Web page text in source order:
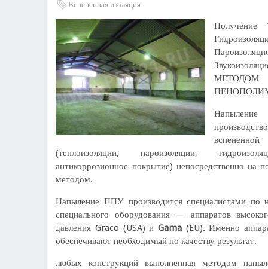
Вспененная изоляция
Получение
(теплоизоляции, пароизоляции,
антикоррозионное покрытие) непосредственно на
методом.
Напыление ППУ производится специалистами
специального оборудования — аппаратов
давления Graco (USA) иGama (EU). Именно
обеспечивают необходимый по качеству результат.
любых конструкций выполненная методом